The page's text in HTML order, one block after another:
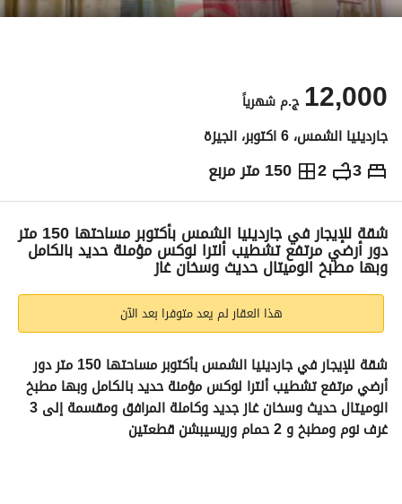
ج.م 12,000 شهرياً
جاردينيا الشمس، 6 اكتوبر، الجيزة
3
2 150 متر مربع ج.م12,000شهرياً
الاماكن القريبة شقة للإيجار في جاردينيا الشمس بأكتوبر مساحتها 150 متر
دور أرضي مرتفع تشطيب ألترا لوكس مؤمنة حديد بالكامل
وبها مطبخ الوميتال حديث وسخان غاز
هذا العقار لم يعد متوفرا بعد الآن
شقة للإيجار في جاردينيا الشمس بأكتوبر مساحتها 150 متر دور
غرف نوم ومطبخ و 2 حمام وريسيبشن قطعتين